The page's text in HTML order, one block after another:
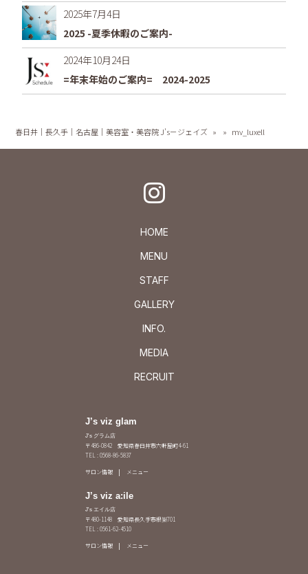
2025年7月4日
2025 -夏季休暇のご案内-
2024年10月24日
=年末年始のご案内= 2024-2025
春日井｜長久手｜名古屋｜美容室・美容院 J's－ジェイズ » » mv_luxell
HOME
MENU
STAFF
GALLERY
INFO.
MEDIA
RECRUIT
J’s viz glam
J's グラム店
〒486-0842 愛知県春日井市六軒屋町4-61
TEL : 0568-86-5837
サロン情報 メニュー
J’s viz a:ile
J's エイル店
〒480-1148 愛知県長久手市根嶽701
TEL : 0561-62-4510
サロン情報 メニュー